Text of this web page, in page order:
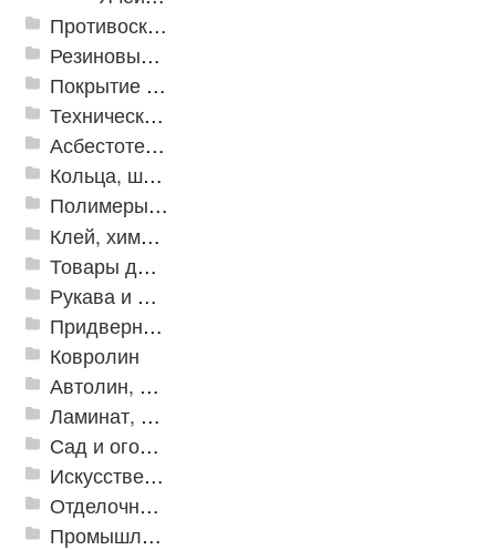
Противоскользящая защита для лестниц, профили, ленты
Резиновые и ПВХ дорожки
Покрытие из резиновой крошки
Техническая резина
Асбестотехнические и теплоизоляционные материалы
Кольца, шайбы, манжеты
Полимеры и пластики
Клей, химия, сопутствующие товары
Товары для дома
Рукава и шланги промышленные
Придверные решетки
Ковролин
Автолин, Транслин, Линолеум
Ламинат, Кварцвиниловая плитка SPC
Сад и огород
Искусственная трава
Отделочные профили
Промышленный текстиль